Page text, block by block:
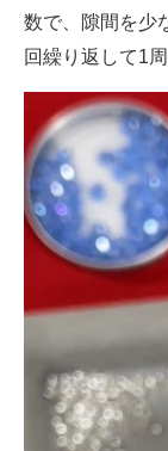
数で、隙間を少
回繰り返して1周